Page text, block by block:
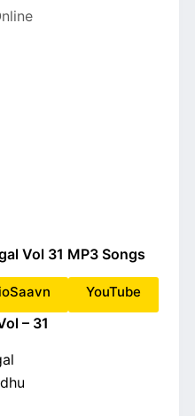
Vol 31 MP3 Songs
YouTube
– 31